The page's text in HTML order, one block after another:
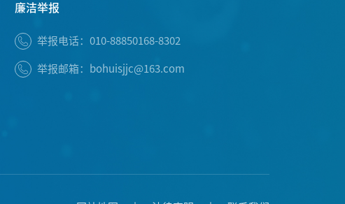
廉洁举报
举报电话：010-88850168-8302
举报邮箱：bohuisjjc@163.com